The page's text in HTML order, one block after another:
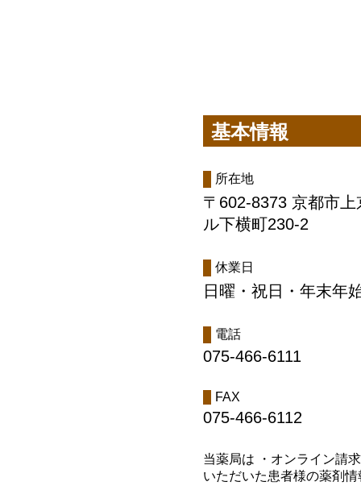
基本情報
所在地
〒602-8373 京都市
ル下横町230-2
休業日
日曜・祝日・年末年
電話
075-466-6111
FAX
075-466-6112
当薬局は ・オンライン請
いただいた患者様の薬剤